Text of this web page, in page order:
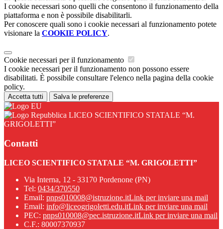
I cookie necessari sono quelli che consentono il funzionamento della
piattaforma e non è possibile disabilitarli.
Per conoscere quali sono i cookie necessari al funzionamento potete
visionare la COOKIE POLICY.
Cookie necessari per il funzionamento
I cookie necessari per il funzionamento non possono essere
disabilitati. È possibile consultare l'elenco nella pagina della cookie
policy.
Accetta tutti Salva le preferenze
LICEO SCIENTIFICO STATALE “M.
GRIGOLETTI”
Contatti
LICEO SCIENTIFICO STATALE “M. GRIGOLETTI”
Via Interna, 12 - 33170 Pordenone (PN)
Tel: 0434/370550
Email: pnps010008@istruzione.itLink per inviare una mail
Email: info@liceogrigoletti.edu.itLink per inviare una mail
PEC: pnps010008@pec.istruzione.itLink per inviare una mail
C.F.: 80007370937